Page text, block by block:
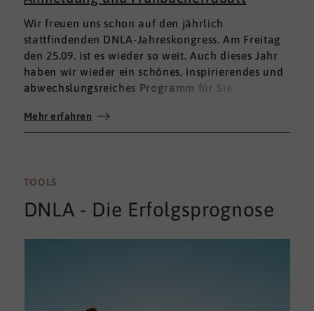
Wir freuen uns schon auf den jährlich
stattfindenden DNLA-Jahreskongress. Am Freitag
den 25.09. ist es wieder so weit. Auch dieses Jahr
haben wir wieder ein schönes, inspirierendes und
abwechslungsreiches Programm für Sie
einmal die wichtigsten Infos vorab:
Mehr erfahren
TOOLS
DNLA - Die Erfolgsprognose